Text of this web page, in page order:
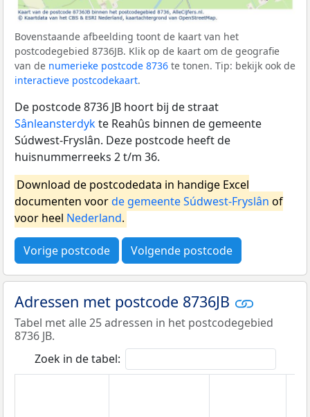
Bovenstaande afbeelding toont de kaart van het
postcodegebied 8736JB. Klik op de kaart om de geografie
van de numerieke postcode 8736 te tonen. Tip: bekijk ook de
interactieve postcodekaart.
De postcode 8736 JB hoort bij de straat
Sânleansterdykte Reahûs binnen de gemeente
Súdwest-Fryslân. Deze postcode heeft de
huisnummerreeks 2 t/m 36.
Download de postcodedata in handige Excel
documenten voorde gemeente Súdwest-Fryslân of
voor heel Nederland.
Vorige postcode Volgende postcode
Adressen met postcode 8736JB
Tabel met alle 25 adressen in het postcodegebied
8736 JB.
Zoek in de tabel: